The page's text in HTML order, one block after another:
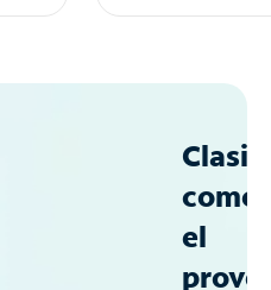
como
el